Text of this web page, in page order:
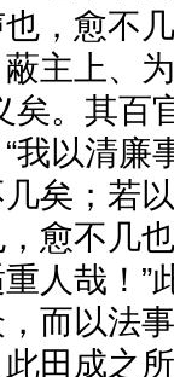
，愈不
主上、
矣。其百
我以清廉
矣；若
愈不几
人哉！”
而以法
此田成